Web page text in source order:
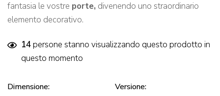
fantasia le vostre porte, divenendo uno straordinario
elemento decorativo.
14persone stanno visualizzando questo prodotto in
questo momento
Dimensione: Versione: